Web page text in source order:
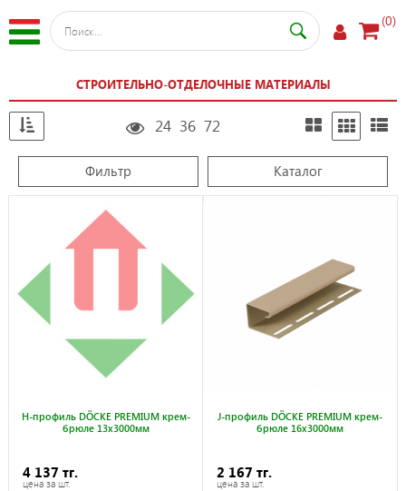
(0)
СТРОИТЕЛЬНО-ОТДЕЛОЧНЫЕ МАТЕРИАЛЫ
24 36 72
Фильтр Каталог
H-профиль DÖCKE PREMIUM крем-
брюле 13x3000мм
4 137 тг.
цена за шт.
J-профиль DÖCKE PREMIUM крем-
брюле 16x3000мм
2 167 тг.
цена за шт.